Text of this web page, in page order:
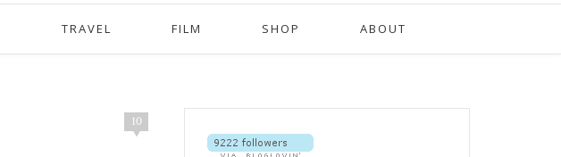
TRAVEL FILM SHOP ABOUT
10